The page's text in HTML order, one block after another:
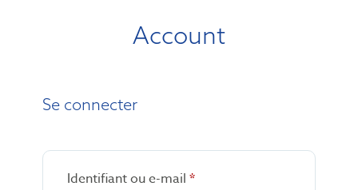
Account
Se connecter
Identifiant ou e-mail *